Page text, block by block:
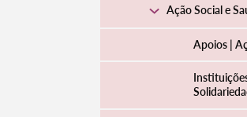
Ação Social e
Apoios |